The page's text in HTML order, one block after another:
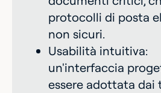
protocolli di posta
non sicuri.
Usabilità intuitiva:
un'interfaccia
essere adottata dai